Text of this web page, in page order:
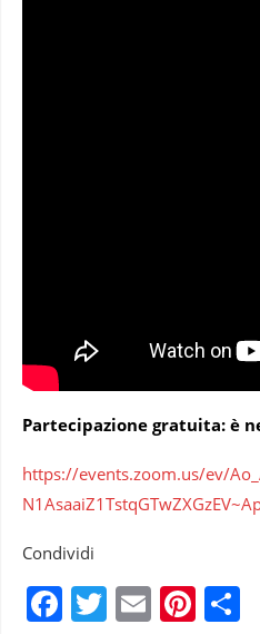
Partecipazione gratuita: è
https://events.zoom.us/ev/
Condividi
Facebook
Twitter
Email